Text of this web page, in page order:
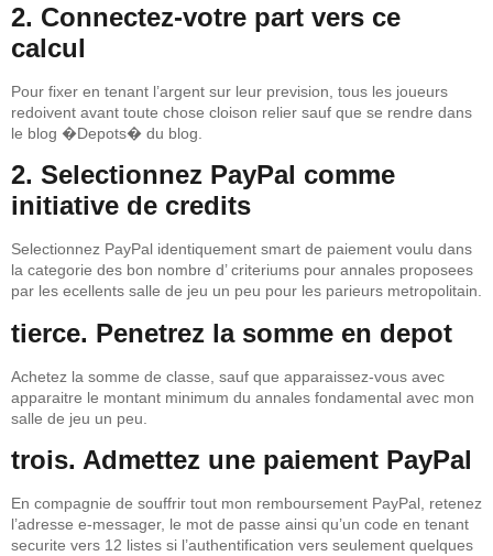
2. Connectez-votre part vers ce
calcul
Pour fixer en tenant l’argent sur leur prevision, tous les joueurs
redoivent avant toute chose cloison relier sauf que se rendre dans
le blog �Depots� du blog.
2. Selectionnez PayPal comme
initiative de credits
Selectionnez PayPal identiquement smart de paiement voulu dans
la categorie des bon nombre d’ criteriums pour annales proposees
par les ecellents salle de jeu un peu pour les parieurs metropolitain.
tierce. Penetrez la somme en depot
Achetez la somme de classe, sauf que apparaissez-vous avec
apparaitre le montant minimum du annales fondamental avec mon
salle de jeu un peu.
trois. Admettez une paiement PayPal
En compagnie de souffrir tout mon remboursement PayPal, retenez
l’adresse e-messager, le mot de passe ainsi qu’un code en tenant
securite vers 12 listes si l’authentification vers seulement quelques